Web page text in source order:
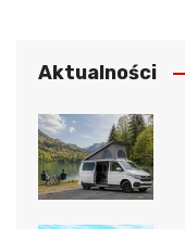
Aktualności